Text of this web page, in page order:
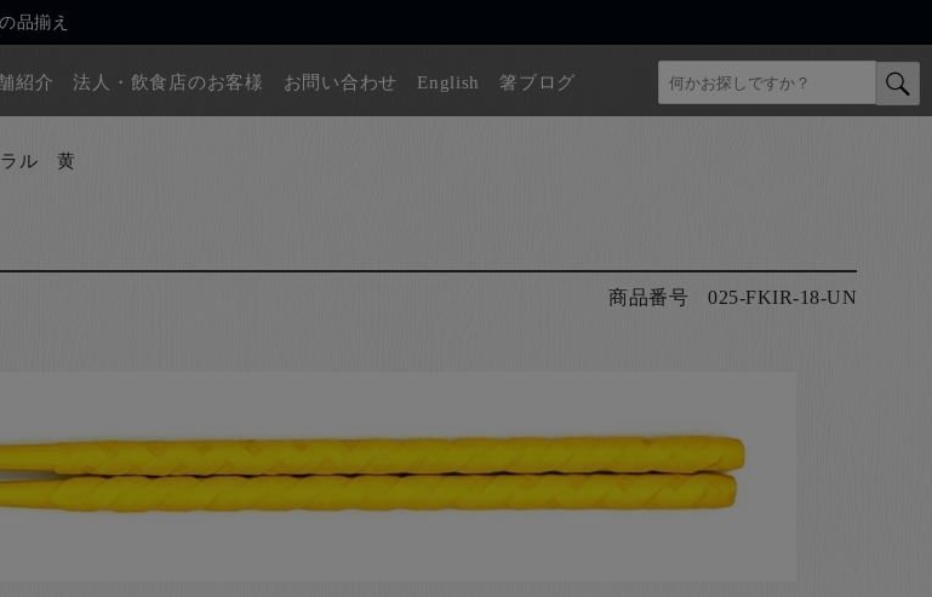
品揃え
紹介 法人・飲食店のお客様 お問い合わせ English 箸ブログ
ラル 黄
商品番号 025-FKIR-18-UN